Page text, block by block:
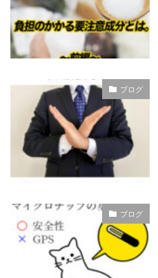
ブログ
ブログ